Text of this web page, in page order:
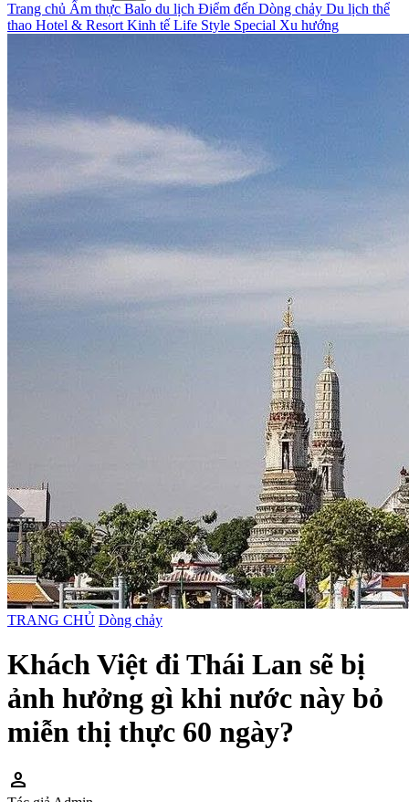
Trang chủ Ẩm thực Balo du lịch Điểm đến Dòng chảy Du lịch thể
thao Hotel & Resort Kinh tế Life Style Special Xu hướng
TRANG CHỦ Dòng chảy
Khách Việt đi Thái Lan sẽ bị
ảnh hưởng gì khi nước này bỏ
miễn thị thực 60 ngày?
person